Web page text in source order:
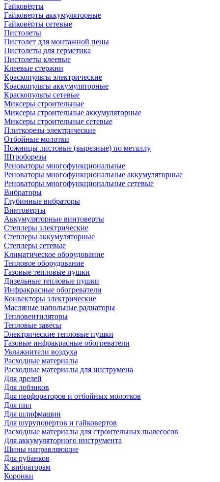
Гайковёрты
Гайковерты аккумуляторные
Гайковёрты сетевые
Пистолеты
Пистолет для монтажной пены
Пистолеты для герметика
Пистолеты клеевые
Клеевые стержни
Краскопульты электрические
Краскопульты аккумуляторные
Краскопульты сетевые
Миксеры строительные
Миксеры строительные аккумуляторные
Миксеры строительные сетевые
Плиткорезы электрические
Отбойные молотки
Ножницы листовые (вырезные) по металлу
Штроборезы
Реноваторы многофункциональные
Реноваторы многофункциональные аккумуляторные
Реноваторы многофункциональные сетевые
Вибраторы
Глубинные вибраторы
Винтоверты
Аккумуляторные винтоверты
Степлеры электрические
Степлеры аккумуляторные
Степлеры сетевые
Климатическое оборудование
Тепловое оборудование
Газовые тепловые пушки
Дизельные тепловые пушки
Инфракрасные обогреватели
Конвекторы электрические
Масляные напольные радиаторы
Тепловентиляторы
Тепловые завесы
Электрические тепловые пушки
Газовые инфракрасные обогреватели
Увлажнители воздуха
Расходные материалы
Расходные материалы для инструмена
Для дрелей
Для лобзиков
Для перфораторов и отбойных молотков
Для пил
Для шлифмашин
Для шуруповертов и гайковертов
Расходные материалы для строительных пылесосов
Для аккумуляторного инструмента
Шины направляющие
Для рубанков
К вибраторам
Коронки